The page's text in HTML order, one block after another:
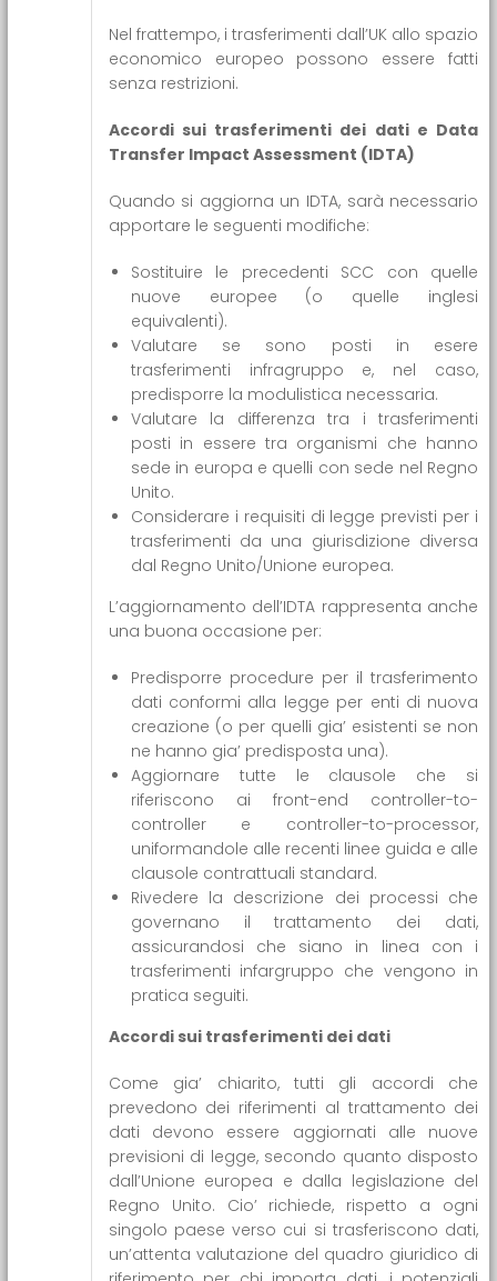
Nel frattempo, i trasferimenti dall’UK allo spazio
economico europeo possono essere fatti
senza restrizioni.
Accordi sui trasferimenti dei dati e Data
Transfer Impact Assessment (IDTA)
Quando si aggiorna un IDTA, sarà necessario
apportare le seguenti modifiche:
Sostituire le precedenti SCC con quelle
nuove europee (o quelle inglesi
equivalenti).
Valutare se sono posti in esere
trasferimenti infragruppo e, nel caso,
predisporre la modulistica necessaria.
Valutare la differenza tra i trasferimenti
posti in essere tra organismi che hanno
sede in europa e quelli con sede nel Regno
Unito.
Considerare i requisiti di legge previsti per i
trasferimenti da una giurisdizione diversa
dal Regno Unito/Unione europea.
L’aggiornamento dell’IDTA rappresenta anche
una buona occasione per:
Predisporre procedure per il trasferimento
dati conformi alla legge per enti di nuova
creazione (o per quelli gia’ esistenti se non
ne hanno gia’ predisposta una).
Aggiornare tutte le clausole che si
riferiscono ai front-end controller-to-
controller e controller-to-processor,
uniformandole alle recenti linee guida e alle
clausole contrattuali standard.
Rivedere la descrizione dei processi che
governano il trattamento dei dati,
assicurandosi che siano in linea con i
trasferimenti infargruppo che vengono in
pratica seguiti.
Accordi sui trasferimenti dei dati
Come gia’ chiarito, tutti gli accordi che
prevedono dei riferimenti al trattamento dei
dati devono essere aggiornati alle nuove
previsioni di legge, secondo quanto disposto
dall’Unione europea e dalla legislazione del
Regno Unito. Cio’ richiede, rispetto a ogni
singolo paese verso cui si trasferiscono dati,
un’attenta valutazione del quadro giuridico di